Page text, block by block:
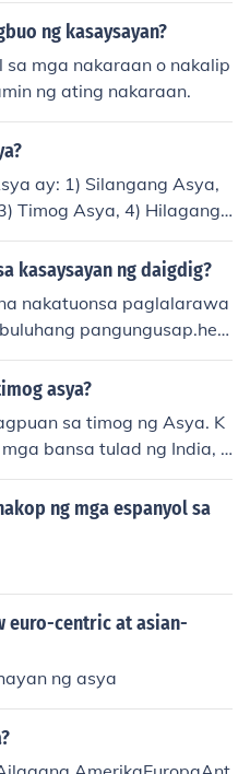
ng kasaysayan?
mga nakaraan o nakalip
ng ating nakaraan.
ay: 1) Silangang Asya,
Timog Asya, 4) Hilagang
Gitnang Asya, at 7) Malay
ay may kanya-kanyang
tahanan ng maraming ba
kasaysayan ng daigdig?
nakatuonsa paglalarawa
pangungusap.heo
sa kaayusan at busyon n
ng lupa
asya?
sa timog ng Asya. K
bansa tulad ng India, P
Nepal, Bhutan, at Maldi
iba't ibang kultura, reli
ng mga espanyol sa
euro-centric at asian-
ng asya